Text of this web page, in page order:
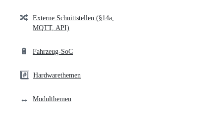
🔀 Externe Schnittstellen (§14a,
MQTT, API)
🔋 Fahrzeug-SoC
#️⃣ Hardwarethemen
↔️ Modulthemen